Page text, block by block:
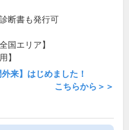
断書も発行可
国エリア】
】
来】はじめました！
こちらから＞＞